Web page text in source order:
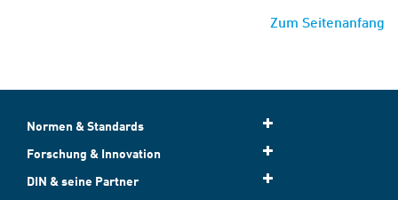
Zum Seitenanfang
Normen & Standards
Forschung & Innovation
DIN & seine Partner